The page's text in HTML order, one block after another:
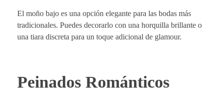
El moño bajo es una opción elegante para las bodas más
tradicionales. Puedes decorarlo con una horquilla brillante o
una tiara discreta para un toque adicional de glamour.
Peinados Románticos